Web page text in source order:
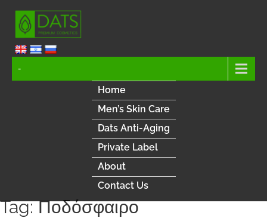
-
Home
Men’s Skin Care
Dats Anti-Aging
Private Label
About
Contact Us
Tag: Ποδόσφαιρο